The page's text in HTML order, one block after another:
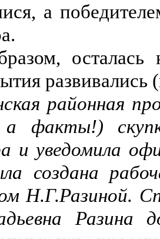
а
осталась
развивались
районная
факты!)
и уведомила
создана
Н.Г.Разиной.
Разина